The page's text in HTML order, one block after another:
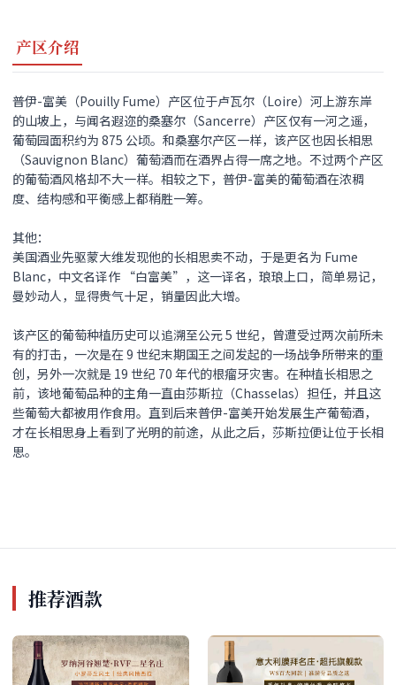
产区介绍
普伊-富美（Pouilly Fume）产区位于卢瓦尔（Loire）河上游东岸
的山坡上，与闻名遐迩的桑塞尔（Sancerre）产区仅有一河之遥，
葡萄园面积约为 875 公顷。和桑塞尔产区一样，该产区也因长相思
（Sauvignon Blanc）葡萄酒而在酒界占得一席之地。不过两个产区
的葡萄酒风格却不大一样。相较之下，普伊-富美的葡萄酒在浓稠
度、结构感和平衡感上都稍胜一筹。
其他：
美国酒业先驱蒙大维发现他的长相思卖不动，于是更名为 Fume
Blanc，中文名译作 “白富美”，这一译名，琅琅上口，简单易记，
曼妙动人，显得贵气十足，销量因此大增。
该产区的葡萄种植历史可以追溯至公元 5 世纪，曾遭受过两次前所未
有的打击，一次是在 9 世纪末期国王之间发起的一场战争所带来的重
创，另外一次就是 19 世纪 70 年代的根瘤牙灾害。在种植长相思之
前，该地葡萄品种的主角一直由莎斯拉（Chasselas）担任，并且这
些葡萄大都被用作食用。直到后来普伊-富美开始发展生产葡萄酒，
才在长相思身上看到了光明的前途，从此之后，莎斯拉便让位于长相
思。
推荐酒款